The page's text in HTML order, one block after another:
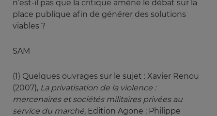
n’est-il pas que la critique amène le débat sur la
place publique afin de générer des solutions
viables ?
SAM
(1) Quelques ouvrages sur le sujet : Xavier Renou
(2007), La privatisation de la violence :
mercenaires et sociétés militaires privées au
service du marché, Edition Agone ; Philippe